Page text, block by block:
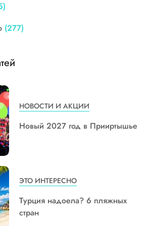
(277)
НОВОСТИ И АКЦИИ
Новый 2027 год в Прииртышье
ЭТО ИНТЕРЕСНО
Турция надоела? 6 пляжных
стран